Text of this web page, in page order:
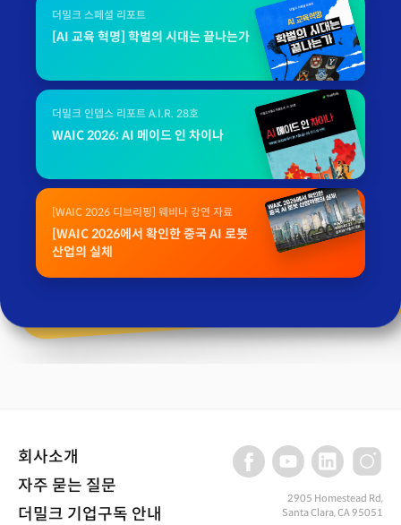
더밀크 스페셜 리포트
[AI 교육 혁명] 학벌의 시대는 끝나는가
더밀크 인뎁스 리포트 A.I.R. 28호
WAIC 2026: AI 메이드 인 차이나
[WAIC 2026 디브리핑] 웨비나 강연 자료
[WAIC 2026에서 확인한 중국 AI 로봇
산업의 실체
회사소개
자주 묻는 질문
더밀크 기업구독 안내
2905 Homestead Rd,
Santa Clara, CA 95051